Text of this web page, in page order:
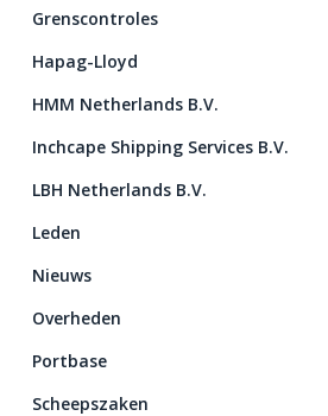
Grenscontroles
Hapag-Lloyd
HMM Netherlands B.V.
Inchcape Shipping Services B.V.
LBH Netherlands B.V.
Leden
Nieuws
Overheden
Portbase
Scheepszaken